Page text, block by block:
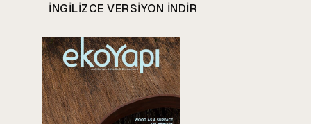
INGILIZCE VERSIYON INDIR